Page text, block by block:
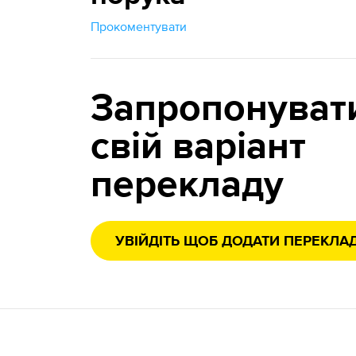
Прокоментувати
свій варіант
перекладу
УВІЙДІТЬ ЩОБ ДОДАТИ